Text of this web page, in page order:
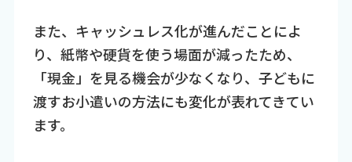
また、キャッシュレス化が進んだことによ
り、紙幣や硬貨を使う場面が減ったため、
「現金」を見る機会が少なくなり、子どもに
渡すお小遣いの方法にも変化が表れてきてい
ます。